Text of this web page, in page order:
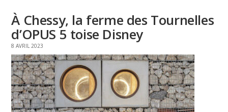
À Chessy, la ferme des Tournelles
d’OPUS 5 toise Disney
8 AVRIL 2023